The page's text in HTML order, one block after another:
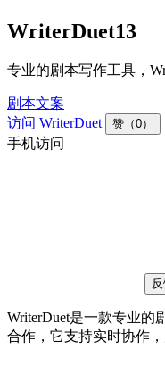
WriterDuet13
专业的剧本写作工具，
剧本文案
访问 WriterDuet
赞（0）
手机访问
WriterDuet是一款专业
合作，它支持实时协作